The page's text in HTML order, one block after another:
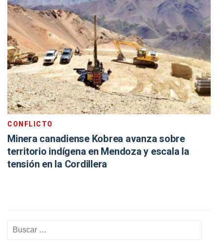
CONFLICTO
Minera canadiense Kobrea avanza sobre
territorio indígena en Mendoza y escala la
tensión en la Cordillera